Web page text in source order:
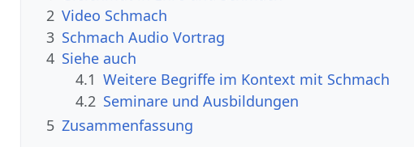
2 Video Schmach
3
Schmach‏‎ Audio Vortrag
4 Siehe auch
4.1
4.2 Seminare und Ausbildungen
5 Zusammenfassung